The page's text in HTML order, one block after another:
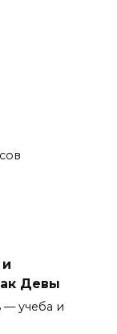
Девы
— учеба и